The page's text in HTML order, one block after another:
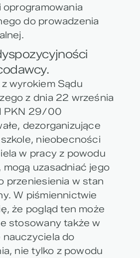
oprogramowania
do prowadzenia
wyrokiem Sądu
z dnia 22 września
PKN 29/00
dezorganizujące
nieobecności
w pracy z powodu
mogą uzasadniać jego
przeniesienia w stan
W piśmiennictwie
że pogląd ten może
stosowany także w
nauczyciela do
nie tylko z powodu